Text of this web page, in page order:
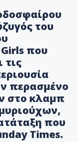
του
που
τις
περασμένο
στο κλαμπ
που
Times.